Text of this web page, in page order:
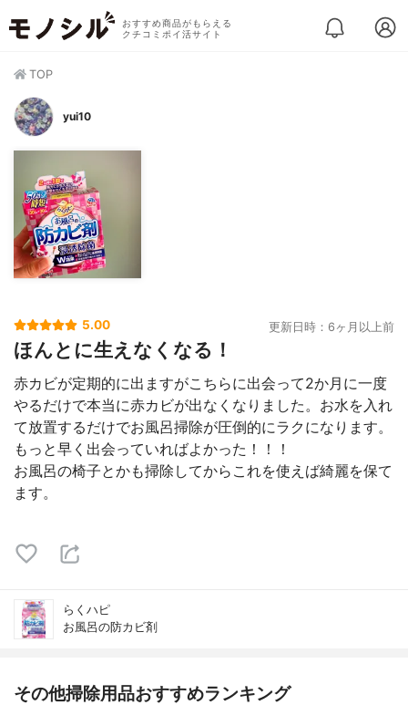
おすすめ商品がもらえる
クチコミポイ活サイト
TOP
yui10
5.00 更新日時：6ヶ月以上前
ほんとに生えなくなる！
赤カビが定期的に出ますがこちらに出会って2か月に一度
やるだけで本当に赤カビが出なくなりました。お水を入れ
て放置するだけでお風呂掃除が圧倒的にラクになります。
もっと早く出会っていればよかった！！！
お風呂の椅子とかも掃除してからこれを使えば綺麗を保て
ます。
らくハピ
お風呂の防カビ剤
その他掃除用品おすすめランキング